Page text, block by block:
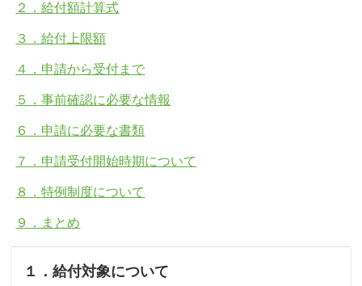
２．給付額計算式
３．給付上限額
４．申請から受付まで
５．事前確認に必要な情報
６．申請に必要な書類
７．申請受付開始時期について
８．特例制度について
９．まとめ
１．給付対象について